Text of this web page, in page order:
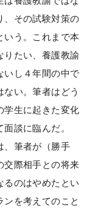
、その試験対策の
いう。これまで本
りたい、養護教諭
いし４年間の中で
い。筆者はどう
学生に起きた変化
談に臨んだ。
筆者が（勝手
交際相手との将来
るのはやめたとい
を考えてのこと